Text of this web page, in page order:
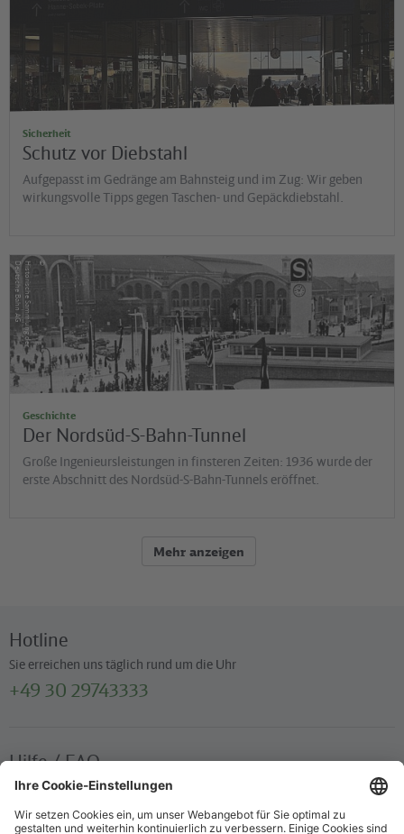
Sicherheit
Schutz vor Diebstahl
Aufgepasst im Gedränge am Bahnsteig und im Zug: Wir geben
wirkungsvolle Tipps gegen Taschen- und Gepäckdiebstahl.
©
H
is
t
o
r
is
c
h
e
S
a
m
m
lu
n
g
d
e
r
D
e
u
t
s
c
h
e
B
a
h
n
A
G
Geschichte
Der Nordsüd-S-Bahn-Tunnel
Große Ingenieursleistungen in finsteren Zeiten: 1936 wurde der
erste Abschnitt des Nordsüd-S-Bahn-Tunnels eröffnet.
Mehr anzeigen
Hotline
Sie erreichen uns täglich rund um die Uhr
+49 30 29743333
Hilfe / FAQ
Die wichtigsten Antworten und Hilfestellungen für unterwegs